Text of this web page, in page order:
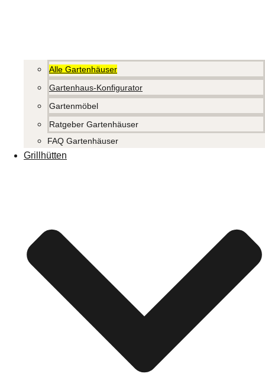
Alle Gartenhäuser
Gartenhaus-Konfigurator
Gartenmöbel
Ratgeber Gartenhäuser
FAQ Gartenhäuser
Grillhütten